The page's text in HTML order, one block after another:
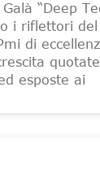
“Deep
i riflettori
di
esposte ai